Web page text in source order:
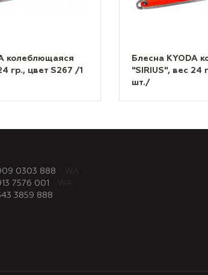
колеблющаяся
гр., цвет S267 /1
Блесна KYODA
"SIRIUS", вес 24
шт./
0303 888
WA
7576 001
WA
3859 888